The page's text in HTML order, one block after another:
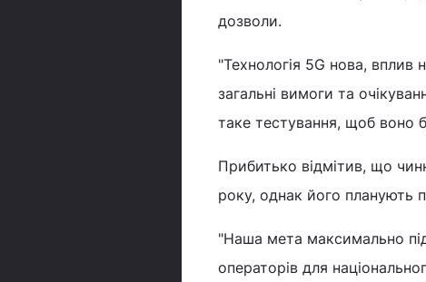
дозволи.
"Технологія 5G нова,
загальні вимоги та
таке тестування, щоб воно
Прибитько відмітив, що
року, однак його планують
"Наша мета максимально
операторів для